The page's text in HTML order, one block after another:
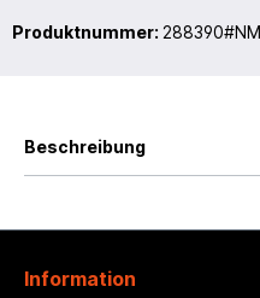
Produktnummer:
Beschreibung
Information